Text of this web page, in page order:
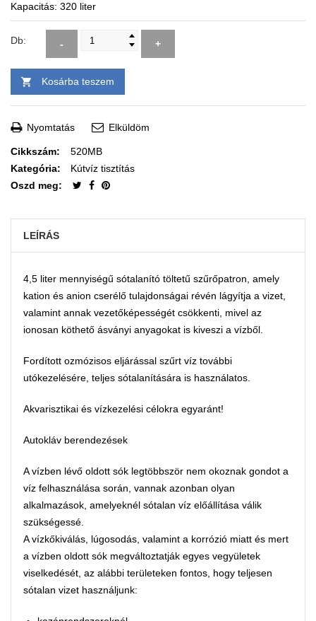
Kapacitás: 320 liter
-
Db: +
Kosárba teszem
Nyomtatás Elküldöm
Cikkszám:
520MB
Kategória:
Kútvíz tisztítás
Oszd meg:
LEÍRÁS
4,5 liter mennyiségű sótalanító töltetű szűrőpatron, amely
kation és anion cserélő tulajdonságai révén lágyítja a vizet,
valamint annak vezetőképességét csökkenti, mivel az
ionosan köthető ásványi anyagokat is kiveszi a vízből.
Fordított ozmózisos eljárással szűrt víz további
utókezelésére, teljes sótalanítására is használatos.
Akvarisztikai és vízkezelési célokra egyaránt!
Autokláv berendezések
A vízben lévő oldott sók legtöbbször nem okoznak gondot a
víz felhasználása során, vannak azonban olyan
alkalmazások, amelyeknél sótalan víz előállítása válik
szükségessé.
A vízkőkiválás, lúgosodás, valamint a korrózió miatt és mert
a vízben oldott sók megváltoztatják egyes vegyületek
viselkedését, az alábbi területeken fontos, hogy teljesen
sótalan vizet használjunk: